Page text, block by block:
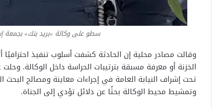
سطو على وكالة «بريد بنك» بجمعة
وقالت مصادر محلية إن الحادثة كشفت أسلوب تنفيذ
الخزنة أو معرفة مسبقة بترتيبات الحراسة داخل الوكالة.
تحت إشراف النيابة العامة في إجراءات معاينة ومصالح البحث
وتمشيط محيط الوكالة بحثًا عن دلائل تؤدي إلى الجناة.